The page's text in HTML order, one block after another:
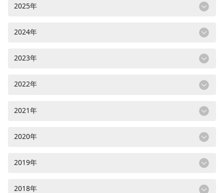
2025年
2024年
2023年
2022年
2021年
2020年
2019年
2018年